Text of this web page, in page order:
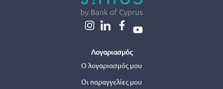
Λογαριασμός
Ο λογαριασμός μου
Οι παραγγελίες μου